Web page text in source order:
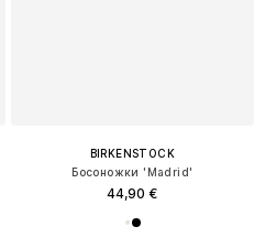
BIRKENSTOCK
Босоножки 'Madrid'
44,90 €